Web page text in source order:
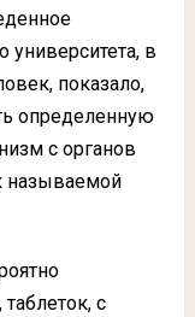
университета, в
показало,
определенную
с органов
называемой
с